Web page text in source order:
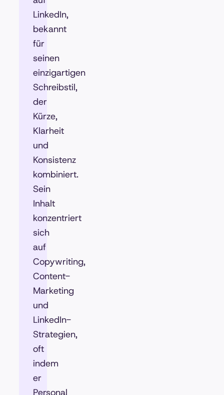
LinkedIn,
bekannt
für
seinen
einzigartigen
Schreibstil,
der
Kürze,
Klarheit
und
Konsistenz
kombiniert.
Sein
Inhalt
konzentriert
sich
auf
Copywriting,
Content-
Marketing
und
LinkedIn-
Strategien,
oft
indem
er
Personal